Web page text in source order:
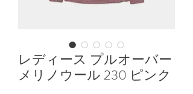
レディース プルオーバー
メリノウール 230 ピンク